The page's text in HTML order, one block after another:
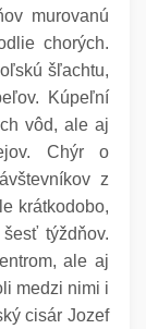
murovanú
chorých.
šľachtu,
Kúpeľní
vôd, ale aj
Chýr o
z
krátkodobo,
týždňov.
ale aj
medzi nimi i
cisár Jozef